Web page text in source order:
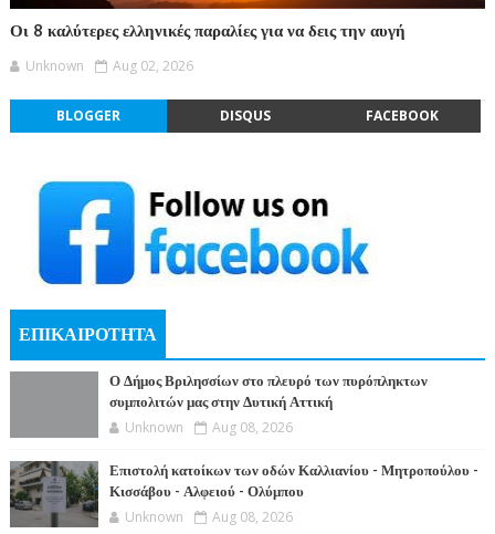
Οι 8 καλύτερες ελληνικές παραλίες για να δεις την αυγή
Unknown Aug 02, 2026
BLOGGER DISQUS FACEBOOK
ΕΠΙΚΑΙΡΟΤΗΤΑ
Ο Δήμος Βριλησσίων στο πλευρό των πυρόπληκτων
συμπολιτών μας στην Δυτική Αττική
Unknown Aug 08, 2026
Επιστολή κατοίκων των οδών Καλλιανίου - Μητροπούλου -
Κισσάβου - Αλφειού - Ολύμπου
Unknown Aug 08, 2026